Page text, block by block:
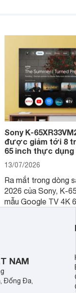
Sony K-
được giảm tới 8
65 inch thực
13/07/2026
Ra mắt trong dòng
2026 của Sony, K-
mẫu Google TV 4K
tảng Google TV
nghệ hỗ trợ nâng
NAM
Đống Đa,